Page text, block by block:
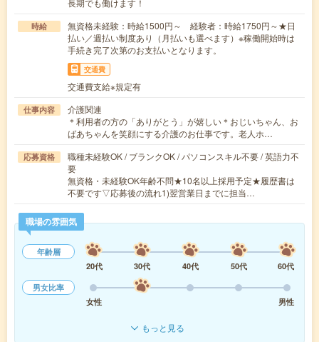
長期でも働けます！
時給
無資格未経験：時給1500円～ 経験者：時給1750円～★日
払い／週払い制度あり（月払いも選べます）※稼働開始時は
手続き完了次第のお支払いとなります。
交通費
交通費支給※規定有
仕事内容
介護関連
＊利用者の方の「ありがとう」が嬉しい＊おじいちゃん、お
ばあちゃんを笑顔にする介護のお仕事です。老人ホ…
応募資格
職種未経験OK / ブランクOK / パソコンスキル不要 / 英語力不
要
無資格・未経験OK年齢不問★10名以上採用予定★履歴書は
不要です▽応募後の流れ1)翌営業日までに担当…
職場の雰囲気
年齢層
20代
30代 40代 50代
60代
男女比率
女性
男性
もっと見る